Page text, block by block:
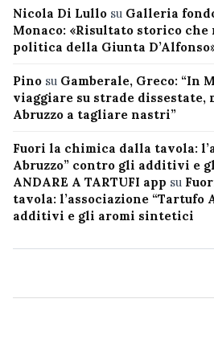
Nicola Di Lullo su Galleria
Monaco: «Risultato storico che
politica della Giunta
Pino su Gamberale, Greco: “In
viaggiare su strade dissestate,
Abruzzo a tagliare nastri”
Fuori la chimica dalla tavola:
Abruzzo” contro gli additivi e
ANDARE A TARTUFI app su
tavola: l’associazione “Tartufo
additivi e gli aromi sintetici